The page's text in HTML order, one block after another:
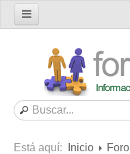
Foro
Nuevo tema
Buscar en el foro
Está aquí: Inicio Foro